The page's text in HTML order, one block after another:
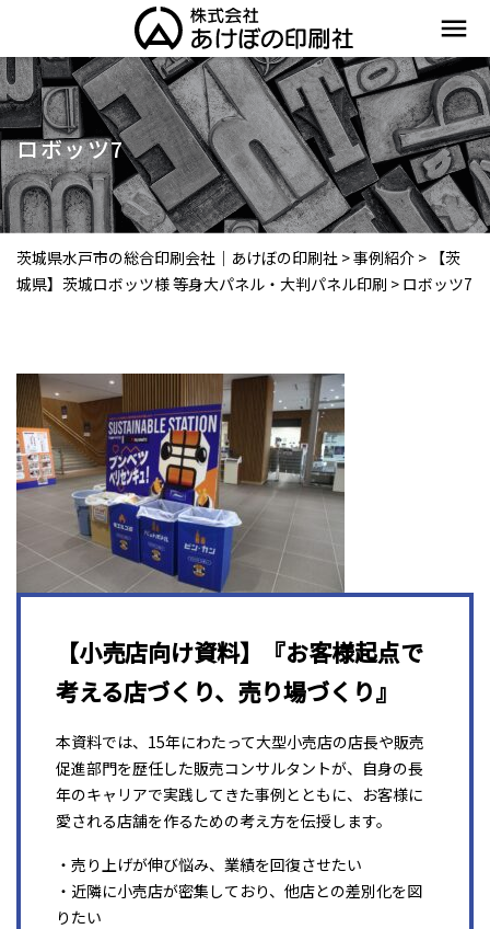
menu
ロボッツ7
茨城県水戸市の総合印刷会社｜あけぼの印刷社 >事例紹介 > 【茨
城県】茨城ロボッツ様 等身大パネル・大判パネル印刷 > ロボッツ7
【小売店向け資料】『お客様起点で
考える店づくり、売り場づくり』
本資料では、15年にわたって大型小売店の店長や販売
促進部門を歴任した販売コンサルタントが、自身の長
年のキャリアで実践してきた事例とともに、お客様に
愛される店舗を作るための考え方を伝授します。
・売り上げが伸び悩み、業績を回復させたい
・近隣に小売店が密集しており、他店との差別化を図
りたい